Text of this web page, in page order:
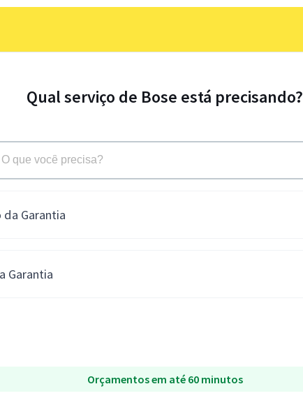
Qual serviço de Bose está precisando?
da Garantia
Garantia
Orçamentos em até 60 minutos